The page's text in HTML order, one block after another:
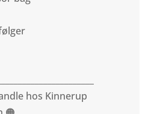
hos Kinnerup